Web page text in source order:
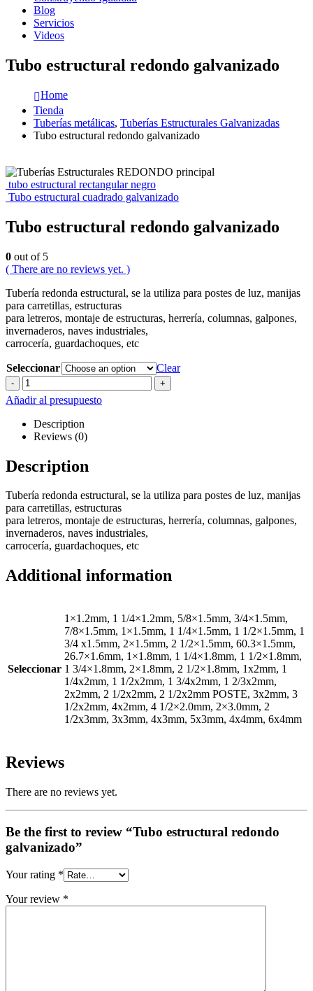
Blog
Servicios
Videos
Tubo estructural redondo galvanizado
Home
Tienda
Tuberías metálicas, Tuberías Estructurales Galvanizadas
Tubo estructural redondo galvanizado
tubo estructural rectangular negro
Tubo estructural cuadrado galvanizado
Tubo estructural redondo galvanizado
0 out of 5
( There are no reviews yet. )
Tubería redonda estructural, se la utiliza para postes de luz, manijas
para carretillas, estructuras
para letreros, montaje de estructuras, herrería, columnas, galpones,
invernaderos, naves industriales,
carrocería, guardachoques, etc
Seleccionar Clear
- +
Añadir al presupuesto
Description
Reviews (0)
Description
Tubería redonda estructural, se la utiliza para postes de luz, manijas
para carretillas, estructuras
para letreros, montaje de estructuras, herrería, columnas, galpones,
invernaderos, naves industriales,
carrocería, guardachoques, etc
Additional information
Seleccionar
1×1.2mm, 1 1/4×1.2mm, 5/8×1.5mm, 3/4×1.5mm,
7/8×1.5mm, 1×1.5mm, 1 1/4×1.5mm, 1 1/2×1.5mm, 1
3/4 x1.5mm, 2×1.5mm, 2 1/2×1.5mm, 60.3×1.5mm,
26.7×1.6mm, 1×1.8mm, 1 1/4×1.8mm, 1 1/2×1.8mm,
1 3/4×1.8mm, 2×1.8mm, 2 1/2×1.8mm, 1x2mm, 1
1/4x2mm, 1 1/2x2mm, 1 3/4x2mm, 1 2/3x2mm,
2x2mm, 2 1/2x2mm, 2 1/2x2mm POSTE, 3x2mm, 3
1/2x2mm, 4x2mm, 4 1/2×2.0mm, 2×3.0mm, 2
1/2x3mm, 3x3mm, 4x3mm, 5x3mm, 4x4mm, 6x4mm
Reviews
There are no reviews yet.
Be the first to review “Tubo estructural redondo
galvanizado”
Your rating *
Your review *